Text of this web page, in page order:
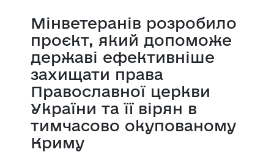
Мінветеранів розробило
проєкт, який допоможе
державі ефективніше
захищати права
Православної церкви
України та її вірян в
тимчасово окупованому
Криму